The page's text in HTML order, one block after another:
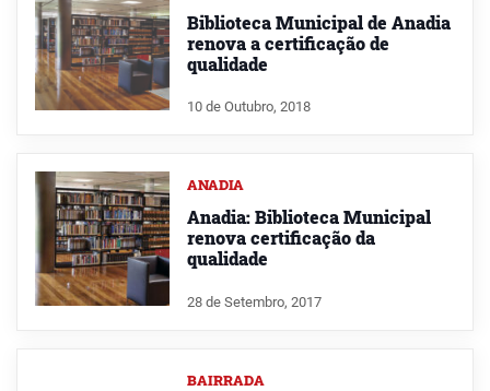
Biblioteca Municipal de Anadia
renova a certificação de
qualidade
10 de Outubro, 2018
ANADIA
Anadia: Biblioteca Municipal
renova certificação da
qualidade
28 de Setembro, 2017
BAIRRADA